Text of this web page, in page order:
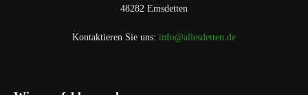
48282 Emsdetten
Kontaktieren Sie uns: info@allesdetten.de